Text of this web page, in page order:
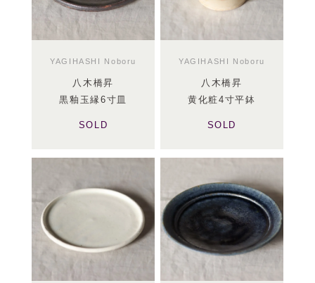
YAGIHASHI Noboru
八木橋昇
黒釉玉縁6寸皿
SOLD
YAGIHASHI Noboru
八木橋昇
黄化粧4寸平鉢
SOLD